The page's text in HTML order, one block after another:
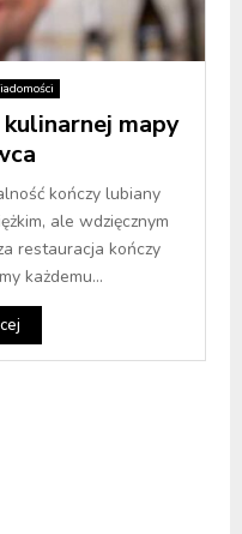
mapy
kończy lubiany
ale wdzięcznym
restauracja kończy
każdemu...